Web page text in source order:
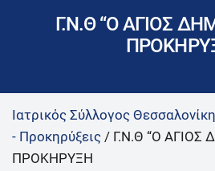
Γ.Ν.Θ “Ο ΑΓΙΟΣ
Ιατρικός Σύλλογος
- Προκηρύξεις / Γ.Ν.Θ “Ο ΑΓΙΟΣ
ΠΡΟΚΗΡΥΞΗ